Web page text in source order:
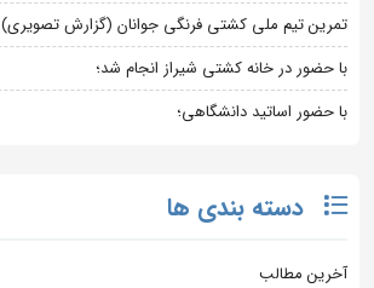
تمرین تیم ملی کشتی فرنگی جوانان (گزارش تصویری)
با حضور در خانه کشتی شیراز انجام شد؛
با حضور اساتید دانشگاهی؛
دسته بندی ها
آخرین مطالب